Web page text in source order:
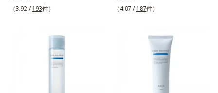
使いいただけるので、ご夫婦やカッ
つきが気になるところにもお使いい
ただけます。*1 プロテアーゼ、パ
パイン、リパーゼ配合＝洗浄成分*2
皮脂吸収成分*3 自社品*4 パルミチ
イクの仕上げに、顔から20cm程度
シュが目安）ミストを塗布後、肌に
触れずに乾くまでそのままお待ちく
す。年齢印象研究に基づいた肌サイ
軽なお手入れで賢いケアを。ライフ
スタイルになじむ、若々しい印象(*)
作りのサポートをします。* 肌にハ
リを与え若々しい印象
（3.92 / 193件）
やすい角層の“乾燥敏感スランプ
望の敏感肌用保湿スキンケアライン
「オルビス アクアニスト」。乾燥
敏感スランプの原因にアプローチす
る持続型トリプルアミノ酸(*4)を配
異物として排出されにくく、肌にと
（4.07 / 187件）